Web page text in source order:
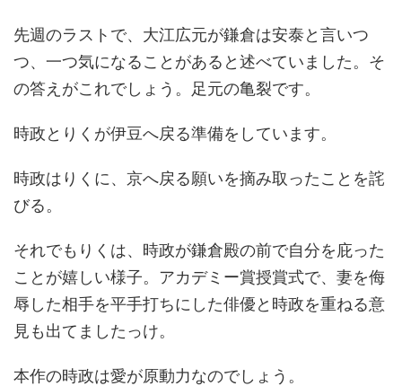
先週のラストで、大江広元が鎌倉は安泰と言いつ
つ、一つ気になることがあると述べていました。そ
の答えがこれでしょう。足元の亀裂です。
時政とりくが伊豆へ戻る準備をしています。
時政はりくに、京へ戻る願いを摘み取ったことを詫
びる。
それでもりくは、時政が鎌倉殿の前で自分を庇った
ことが嬉しい様子。アカデミー賞授賞式で、妻を侮
辱した相手を平手打ちにした俳優と時政を重ねる意
見も出てましたっけ。
本作の時政は愛が原動力なのでしょう。